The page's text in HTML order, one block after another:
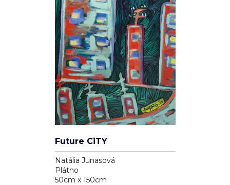
Future CiTY
Natália Junasová
Plátno
50cm x 150cm